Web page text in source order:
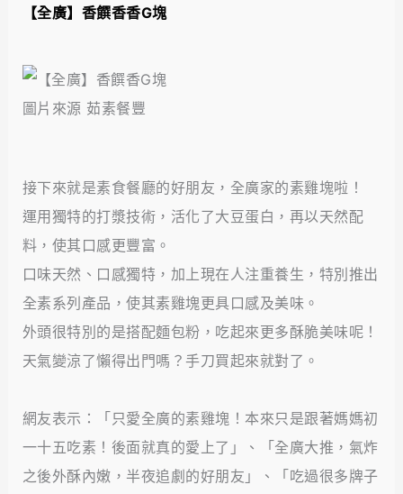
【全廣】香饌香香G塊
圖片來源 茹素餐豐
接下來就是素食餐廳的好朋友，全廣家的素雞塊啦！
運用獨特的打漿技術，活化了大豆蛋白，再以天然配
料，使其口感更豐富。
口味天然、口感獨特，加上現在人注重養生，特別推出
全素系列產品，使其素雞塊更具口感及美味。
外頭很特別的是搭配麵包粉，吃起來更多酥脆美味呢！
天氣變涼了懶得出門嗎？手刀買起來就對了。
網友表示：「只愛全廣的素雞塊！本來只是跟著媽媽初
一十五吃素！後面就真的愛上了」、「全廣大推，氣炸
之後外酥內嫩，半夜追劇的好朋友」、「吃過很多牌子